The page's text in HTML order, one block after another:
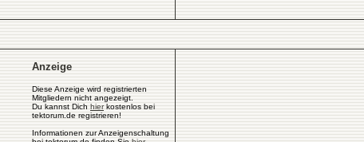
Anzeige
Diese Anzeige wird registrierten
Mitgliedern nicht angezeigt.
Du kannst Dich hierkostenlos bei
tektorum.de registrieren!
Informationen zur Anzeigenschaltung